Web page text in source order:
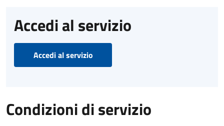
Accedi al servizio
Accedi al servizio
Condizioni di servizio